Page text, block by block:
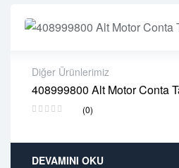
Diğer Ürünlerimiz
408999800 Alt Motor Conta
(0)
2 years warranty
Delivery time: 1-2 business
DEVAMINI OKU